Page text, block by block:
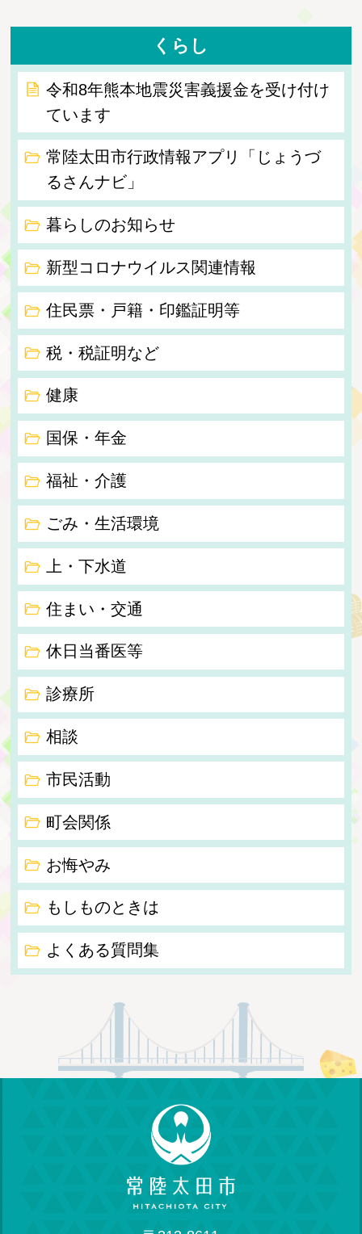
くらし
令和8年熊本地震災害義援金を受け付け
ています
常陸太田市行政情報アプリ「じょうづ
るさんナビ」
暮らしのお知らせ
新型コロナウイルス関連情報
住民票・戸籍・印鑑証明等
税・税証明など
健康
国保・年金
福祉・介護
ごみ・生活環境
上・下水道
住まい・交通
休日当番医等
診療所
相談
市民活動
町会関係
お悔やみ
もしものときは
よくある質問集